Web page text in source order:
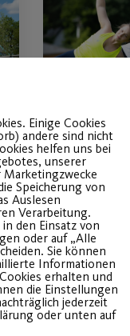
2026
Fit und
Kinder
Einige Cookies
andere sind nicht
helfen uns bei
unserer
Speicherung von
Auslesen
Verarbeitung.
den Einsatz von
oder auf „Alle
Sie können
Informationen
erhalten und
die Einstellungen
jederzeit
oder unten auf